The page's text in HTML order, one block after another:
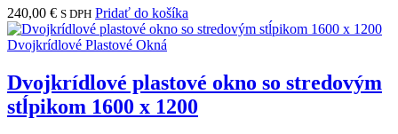
240,00 € S DPH Pridať do košíka
Dvojkrídlové Plastové Okná
Dvojkrídlové plastové okno so stredovým
stĺpikom 1600 x 1200